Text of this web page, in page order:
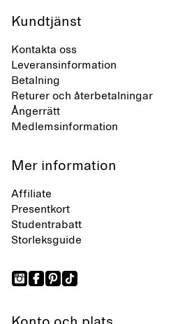
Kundtjänst
Kontakta oss
Leveransinformation
Betalning
Returer och återbetalningar
Ångerrätt
Medlemsinformation
Mer information
Affiliate
Presentkort
Studentrabatt
Storleksguide